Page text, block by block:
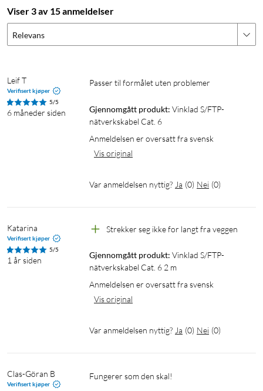
Viser 3 av 15 anmeldelser
Relevans
Leif T
Verifisert kjøper
5/5
6 måneder siden
Passer til formålet uten problemer
Gjennomgått produkt: Vinklad S/FTP-
nätverkskabel Cat. 6
Anmeldelsen er oversatt fra svensk
Vis original
Var anmeldelsen nyttig? Ja (0) Nei (0)
Katarina
Verifisert kjøper
5/5
1 år siden
Strekker seg ikke for langt fra veggen
Gjennomgått produkt: Vinklad S/FTP-
nätverkskabel Cat. 6 2 m
Anmeldelsen er oversatt fra svensk
Vis original
Var anmeldelsen nyttig? Ja (0) Nei (0)
Clas-Göran B
Verifisert kjøper
Fungerer som den skal!